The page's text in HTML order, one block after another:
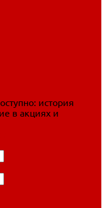
история
в акциях и